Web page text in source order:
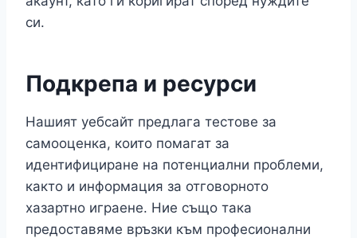
си.
Подкрепа и ресурси
Нашият уебсайт предлага тестове за
самооценка, които помагат за
идентифициране на потенциални проблеми,
както и информация за отговорното
хазартно играене. Ние също така
предоставяме връзки към професионални